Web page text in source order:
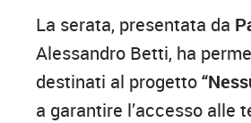
La serata, presentata da
Alessandro Betti, ha
destinati al progetto
a garantire l’accesso alle